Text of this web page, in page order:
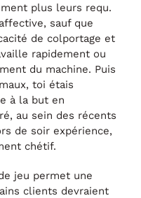
plus leurs requ.
sauf que
de colportage et
rapidement ou
du machine. Puis
toi étais
à la but en
au sein des récents
de soir expérience,
chétif.
jeu permet une
clients devraient